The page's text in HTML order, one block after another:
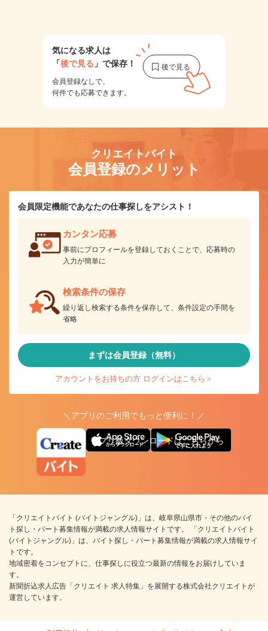
1
気になる求人は
「後で見る 」で保存！
会員登録なしで、
何件でも応募できます。
クリエイトバイト
会員登録のメリット
会員限定機能であなたの仕事探しをアシスト！
カンタン応募
事前にプロフィールを登録しておくことで、応募時の
入力が簡単に
検索条件の保存
繰り返し検索する条件を保存して、条件設定の手間を
省略
まずは会員登録（無料）
アカウントをお持ちの方 ログインはこちら＞
＼アプリのご利用でもっと便利に！／
アプリ版ダウンロードはこちらから
「クリエイトバイト (バイトジャングル)」は、岐阜県山県市・その他のバイ
ト探し・パート募集情報が満載の求人情報サイトです。 「クリエイトバイト
(バイトジャングル)」は、バイト探し・パート募集情報が満載の求人情報サイ
トです。
地域密着をコンセプトに、仕事探しに役立つ最新の情報をお届けしていま
す。
新聞折込求人広告「クリエイト 求人特集」を展開する株式会社クリエイトが
運営しています。